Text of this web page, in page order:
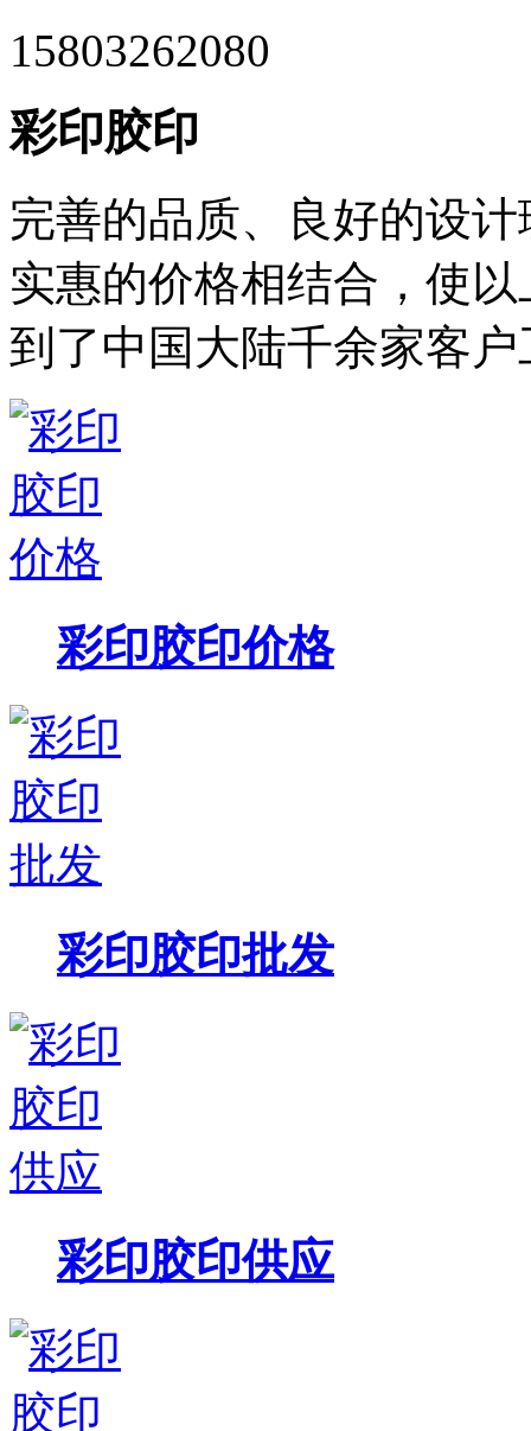
15803262080
彩印胶印
完善的品质、良好的设
实惠的价格相结合，使
到了中国大陆千余家客
彩印胶印价格
彩印胶印批发
彩印胶印供应